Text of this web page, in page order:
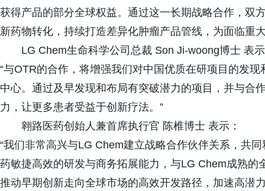
获得产品的部分全球权益。通过这一长期战略合作，双
新药物转化，持续打造差异化肿瘤产品管线，为面临重
LG Chem生命科学公司总裁 Son Ji-woong博士 表
“与OTR的合作，将增强我们对中国优质在研项目的发
中心。通过及早发现和布局有突破潜力的项目，并与合
力，让更多患者受益于创新疗法。”
翱路医药创始人兼首席执行官 陈椎博士 表示：
“我们非常高兴与LG Chem建立战略合作伙伴关系，共
药敏捷高效的研发与商务拓展能力，与LG Chem成熟
推动早期创新走向全球市场的高效开发路径，加速高潜